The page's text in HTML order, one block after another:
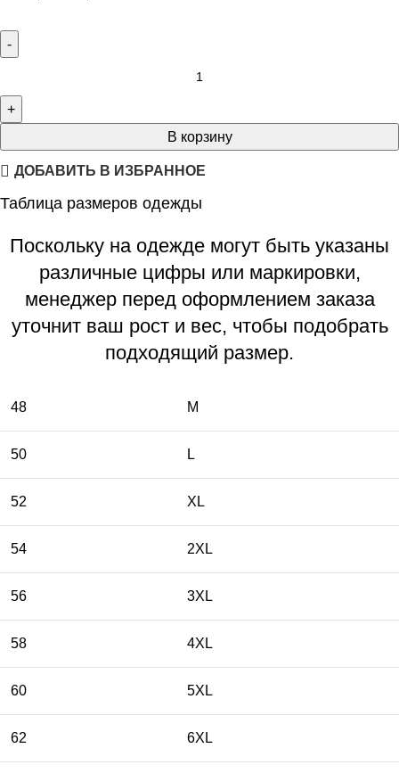
В корзину
ДОБАВИТЬ В ИЗБРАННОЕ
Таблица размеров одежды
Поскольку на одежде могут быть указаны
различные цифры или маркировки,
менеджер перед оформлением заказа
уточнит ваш рост и вес, чтобы подобрать
подходящий размер.
48 M
50 L
52 XL
54 2XL
56 3XL
58 4XL
60 5XL
62 6XL